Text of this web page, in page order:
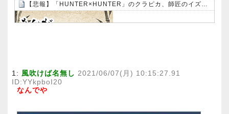
【悲報】「HUNTER×HUNTER」のクラピカ、師匠のイズナビに対する態度が本当に酷い！！
1: 風吹けば名無し 2021/06/07(月) 10:15:27.91
ID:YYkpboI20
なんでや